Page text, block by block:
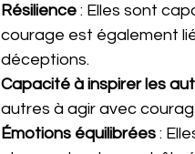
Résilience : Elles sont
courage est également
déceptions.
Capacité à inspirer les
autres à agir avec
Émotions équilibrées :